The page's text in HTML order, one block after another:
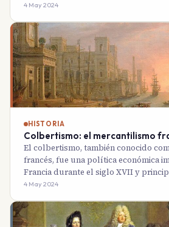
4 May 2024
HISTORIA
Colbertismo: el mercantilismo
El colbertismo, también conocido
francés, fue una política económica
Francia durante el siglo XVII y
4 May 2024